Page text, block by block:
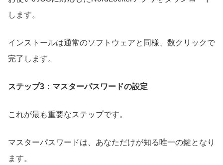
します。
インストールは通常のソフトウェアと同様、数クリックで
完了します。
ステップ3：マスターパスワードの設定
これが最も重要なステップです。
マスターパスワードは、あなただけが知る唯一の鍵となり
ます。